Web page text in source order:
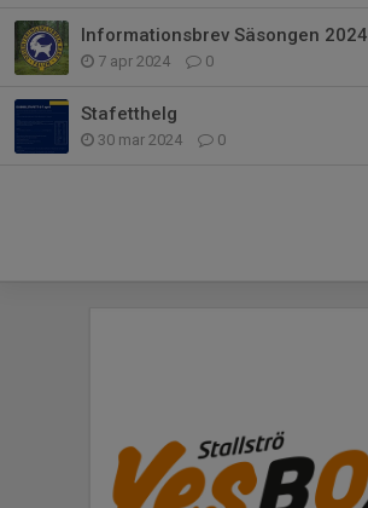
Informationsbrev Säsongen 2024
7 apr 2024 0
Stafetthelg
30 mar 2024 0